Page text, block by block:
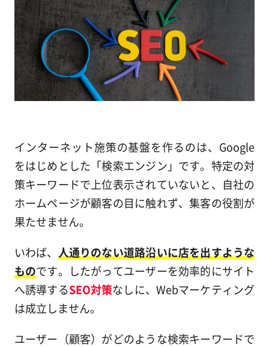
インターネット施策の基盤を作るのは、Google
をはじめとした「検索エンジン」です。特定の対
策キーワードで上位表示されていないと、自社の
ホームページが顧客の目に触れず、集客の役割が
果たせません。
いわば、 人通りのない道路沿いに店を出すような
ものです。したがってユーザーを効率的にサイト
へ誘導するSEO対策なしに、Webマーケティング
は成立しません。
ユーザー（顧客）がどのような検索キーワードで